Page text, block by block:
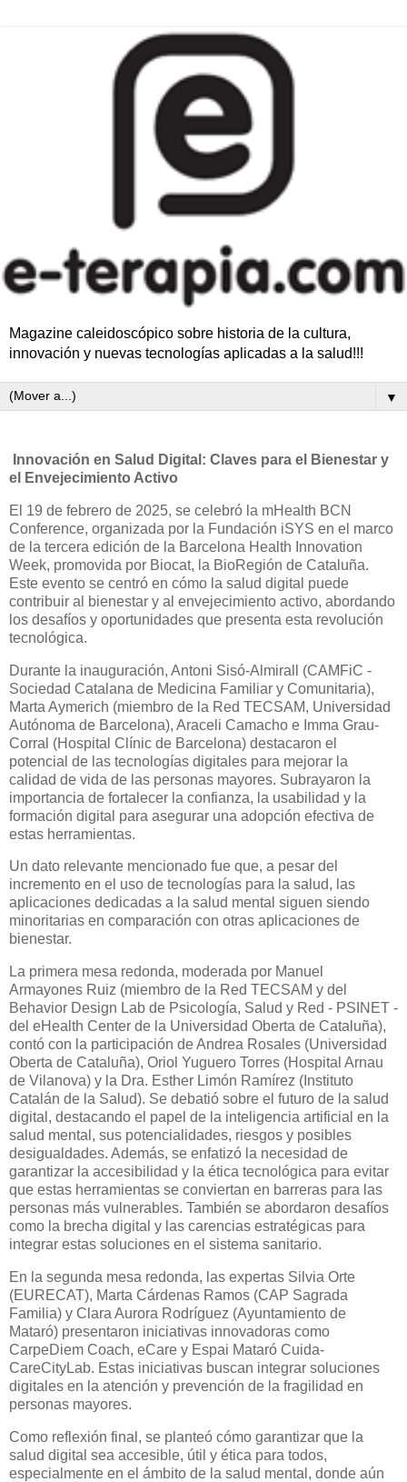
Magazine caleidoscópico sobre historia de la cultura,
innovación y nuevas tecnologías aplicadas a la salud!!!
▼
Innovación en Salud Digital: Claves para el Bienestar y
el Envejecimiento Activo
El 19 de febrero de 2025, se celebró la mHealth BCN
Conference, organizada por la Fundación iSYS en el marco
de la tercera edición de la Barcelona Health Innovation
Week, promovida por Biocat, la BioRegión de Cataluña.
Este evento se centró en cómo la salud digital puede
contribuir al bienestar y al envejecimiento activo, abordando
los desafíos y oportunidades que presenta esta revolución
tecnológica.
Durante la inauguración, Antoni Sisó-Almirall (CAMFiC -
Sociedad Catalana de Medicina Familiar y Comunitaria),
Marta Aymerich (miembro de la Red TECSAM, Universidad
Autónoma de Barcelona), Araceli Camacho e Imma Grau-
Corral (Hospital Clínic de Barcelona) destacaron el
potencial de las tecnologías digitales para mejorar la
calidad de vida de las personas mayores. Subrayaron la
importancia de fortalecer la confianza, la usabilidad y la
formación digital para asegurar una adopción efectiva de
estas herramientas.
Un dato relevante mencionado fue que, a pesar del
incremento en el uso de tecnologías para la salud, las
aplicaciones dedicadas a la salud mental siguen siendo
minoritarias en comparación con otras aplicaciones de
bienestar.
La primera mesa redonda, moderada por Manuel
Armayones Ruiz (miembro de la Red TECSAM y del
Behavior Design Lab de Psicología, Salud y Red - PSINET -
del eHealth Center de la Universidad Oberta de Cataluña),
contó con la participación de Andrea Rosales (Universidad
Oberta de Cataluña), Oriol Yuguero Torres (Hospital Arnau
de Vilanova) y la Dra. Esther Limón Ramírez (Instituto
Catalán de la Salud). Se debatió sobre el futuro de la salud
digital, destacando el papel de la inteligencia artificial en la
salud mental, sus potencialidades, riesgos y posibles
desigualdades. Además, se enfatizó la necesidad de
garantizar la accesibilidad y la ética tecnológica para evitar
que estas herramientas se conviertan en barreras para las
personas más vulnerables. También se abordaron desafíos
como la brecha digital y las carencias estratégicas para
integrar estas soluciones en el sistema sanitario.
En la segunda mesa redonda, las expertas Silvia Orte
(EURECAT), Marta Cárdenas Ramos (CAP Sagrada
Familia) y Clara Aurora Rodríguez (Ayuntamiento de
Mataró) presentaron iniciativas innovadoras como
CarpeDiem Coach, eCare y Espai Mataró Cuida-
CareCityLab. Estas iniciativas buscan integrar soluciones
digitales en la atención y prevención de la fragilidad en
personas mayores.
Como reflexión final, se planteó cómo garantizar que la
salud digital sea accesible, útil y ética para todos,
especialmente en el ámbito de la salud mental, donde aún